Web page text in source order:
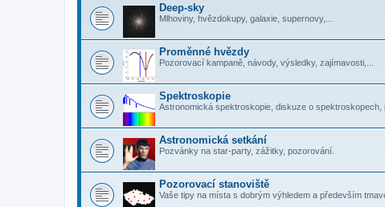
Deep-sky
Mlhoviny, hvězdokupy, galaxie, supernovy,...
Proměnné hvězdy
Pozorovací kampaně, návody, výsledky, zajímavosti,...
Spektroskopie
Astronomická spektroskopie, diskuze o
Astronomická setkání
Pozvánky na star-party, zážitky, pozorování.
Pozorovací stanoviště
Vaše tipy na místa s dobrým výhledem a především